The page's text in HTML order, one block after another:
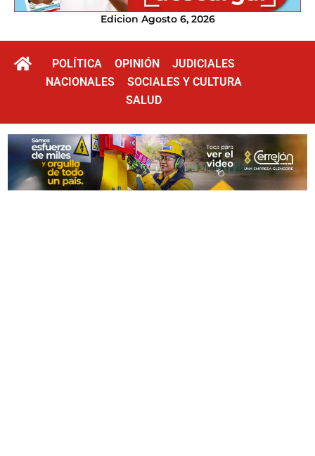
Edicion Agosto 6, 2026
POLÍTICA OPINIÓN
JUDICIALES
NACIONALES
SOCIALES Y CULTURA
SALUD